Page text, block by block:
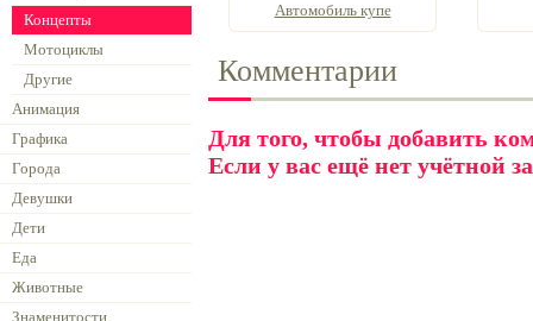
Концепты
Мотоциклы
Другие
Анимация
Графика
Города
Девушки
Дети
Еда
Животные
Знаменитости
Автомобиль купе
Комментарии
Для того, чтобы добавить
Если у вас ещё нет учётной